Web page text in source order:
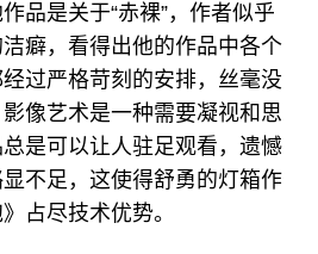
品是关于“赤裸”，作者似乎
癖，看得出他的作品中各个
过严格苛刻的安排，丝毫没
像艺术是一种需要凝视和思
是可以让人驻足观看，遗憾
不足，这使得舒勇的灯箱作
占尽技术优势。